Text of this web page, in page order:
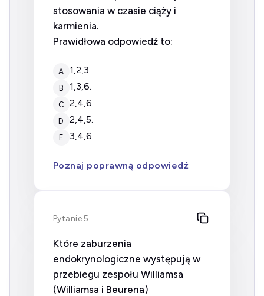
stosowania w czasie ciąży i
karmienia.
Prawidłowa odpowiedź to:
A 1,2,3.
B 1,3,6.
C 2,4,6.
D 2,4,5.
E 3,4,6.
Poznaj poprawną odpowiedź
Pytanie 5
Które zaburzenia
endokrynologiczne występują w
przebiegu zespołu Williamsa
(Williamsa i Beurena)